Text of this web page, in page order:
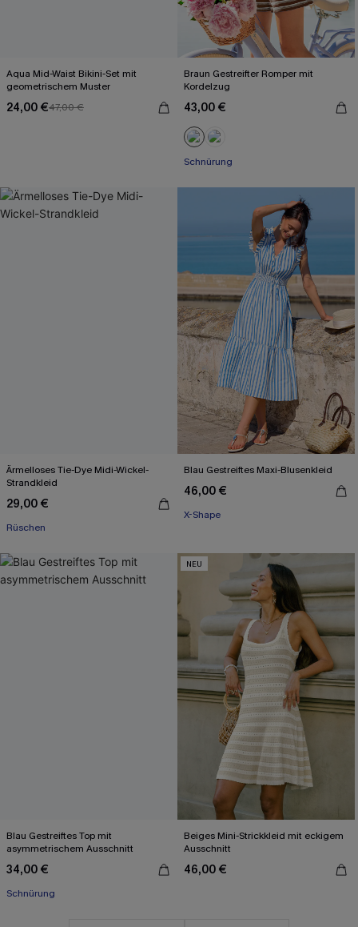
Aqua Mid-Waist Bikini-Set mit
geometrischem Muster
24,00 €47,00 €
Braun Gestreifter Romper mit
Kordelzug
43,00 €
Schnürung
Ärmelloses Tie-Dye Midi-Wickel-
Strandkleid
29,00 €
Rüschen
Blau Gestreiftes Maxi-Blusenkleid
46,00 €
X-Shape
Blau Gestreiftes Top mit
asymmetrischem Ausschnitt
34,00 €
Schnürung
NEU
Beiges Mini-Strickkleid mit eckigem
Ausschnitt
46,00 €